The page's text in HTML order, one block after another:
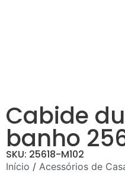
Cabide
banho
SKU: 25618-M102
Início / Acessórios de